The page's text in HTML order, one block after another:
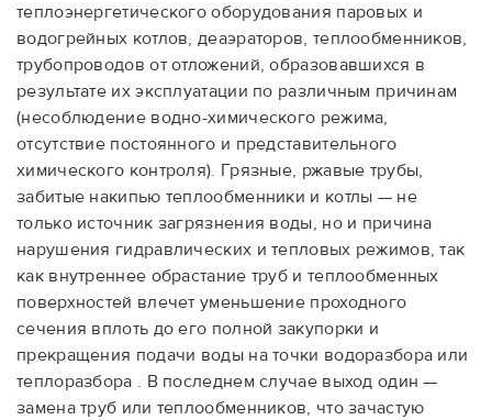
теплоэнергетического оборудования паровых и
водогрейных котлов, деаэраторов, теплообменников,
трубопроводов от отложений, образовавшихся в
результате их эксплуатации по различным причинам
(несоблюдение водно-химического режима,
отсутствие постоянного и представительного
химического контроля). Грязные, ржавые трубы,
забитые накипью теплообменники и котлы — не
только источник загрязнения воды, но и причина
нарушения гидравлических и тепловых режимов, так
как внутреннее обрастание труб и теплообменных
поверхностей влечет уменьшение проходного
сечения вплоть до его полной закупорки и
прекращения подачи воды на точки водоразбора или
теплоразбора . В последнем случае выход один —
замена труб или теплообменников, что зачастую